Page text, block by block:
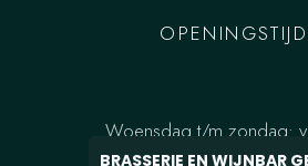
BRASSERIE EN WIJNBAR
Woensdag t/m zondag: